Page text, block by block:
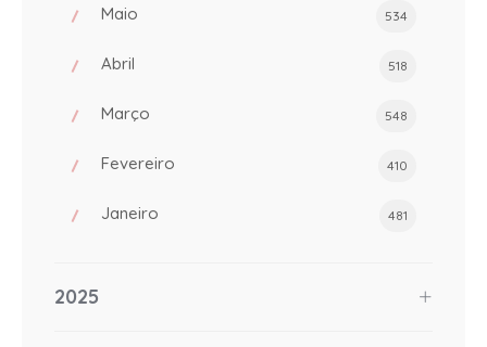
Maio 534
Abril 518
Março 548
Fevereiro 410
Janeiro 481
2025